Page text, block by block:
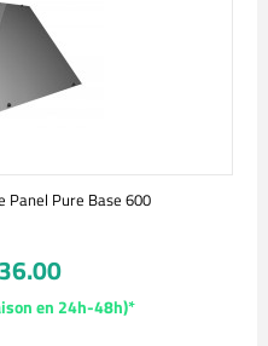
Panel Pure Base 600
en 24h-48h)*